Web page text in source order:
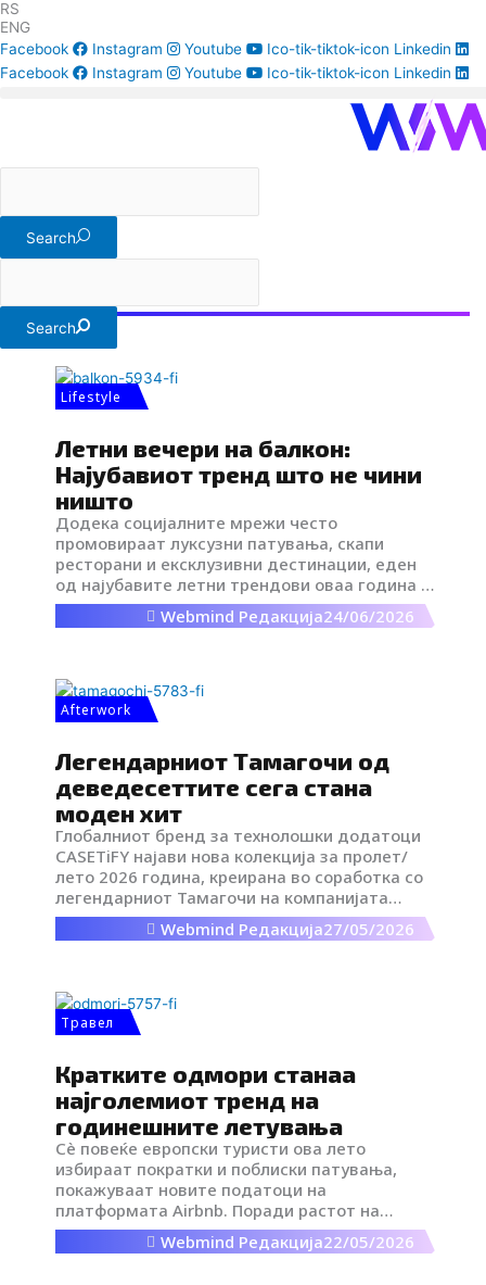
Skip
to
content
RS
ENG
Facebook
Instagram Youtube Ico-tik-tiktok-icon Linkedin
Facebook
Instagram Youtube Ico-tik-tiktok-icon Linkedin
Search
Search
Lifestyle
Летни вечери на балкон:
Најубавиот тренд што не чини
ништо
Додека социјалните мрежи често
промовираат луксузни патувања, скапи
ресторани и ексклузивни дестинации, еден
од најубавите летни трендови оваа година е
сосема поинаков. Станува збор за
едноставно уживање во сопствениот
Webmind Редакција24/06/2026
Afterwork
Легендарниот Тамагочи од
деведесеттите сега стана
моден хит
Глобалниот бренд за технолошки додатоци
CASETiFY најави нова колекција за пролет/
лето 2026 година, креирана во соработка со
легендарниот Тамагочи на компанијата
Bandai, која носи здив на носталгија за 90-
тите.
Webmind Редакција27/05/2026
Травел
Кратките одмори станаа
најголемиот тренд на
годинешните летувања
Сè повеќе европски туристи ова лето
избираат пократки и поблиски патувања,
покажуваат новите податоци на
платформата Airbnb. Поради растот на
трошоците за патување и неизвесноста
околу цените на авионското гориво,
Webmind Редакција22/05/2026